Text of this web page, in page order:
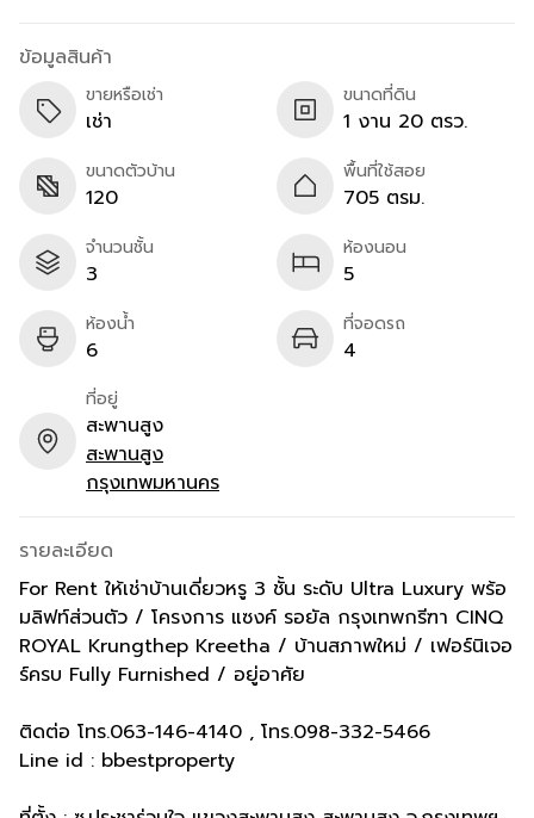
ข้อมูลสินค้า
ขายหรือเช่า
เช่า
ขนาดที่ดิน
1 งาน 20 ตรว.
ขนาดตัวบ้าน
120
พื้นที่ใช้สอย
705 ตรม.
จำนวนชั้น
3
ห้องนอน
5
ห้องน้ำ
6
ที่จอดรถ
4
ที่อยู่
สะพานสูง
สะพานสูง
กรุงเทพมหานคร
รายละเอียด
For Rent ให้เช่าบ้านเดี่ยวหรู 3 ชั้น ระดับ Ultra Luxury พร้อ
มลิฟท์ส่วนตัว / โครงการ แซงค์ รอยัล กรุงเทพกรีฑา CINQ
ROYAL Krungthep Kreetha / บ้านสภาพใหม่ / เฟอร์นิเจอ
ร์ครบ Fully Furnished / อยู่อาศัย
ติดต่อ โทร.063-146-4140 , โทร.098-332-5466
Line id : bbestproperty